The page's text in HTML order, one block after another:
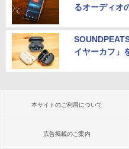
るオーディオ
イヤーカフ」
本サイトのご利用について
広告掲載のご案内